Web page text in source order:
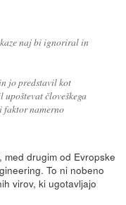
naj bi ignoriral in
jo predstavil kot
človeškega
namerno
drugim od Evropske
To ni nobeno
virov, ki ugotavljajo